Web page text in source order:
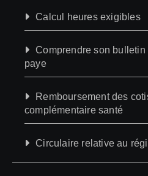
Calcul heures exigibles
Comprendre son
paye
Remboursement des
complémentaire santé
Circulaire relative au